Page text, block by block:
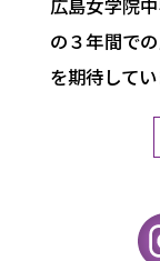
広島女学院
の３年間で
を期待してい